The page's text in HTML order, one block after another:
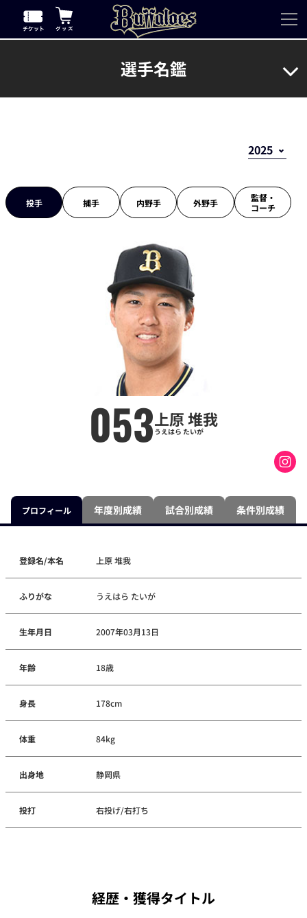
選手名鑑
投手 捕手 内野手 外野手
監督・
コーチ
053上原 堆我
うえはら たいが
プロフィール 年度別成績 試合別成績 条件別成績
登録名/本名 上原 堆我
ふりがな うえはら たいが
生年月日 2007年03月13日
年齢 18歳
身長 178cm
体重 84kg
出身地 静岡県
投打 右投げ/右打ち
経歴・獲得タイトル